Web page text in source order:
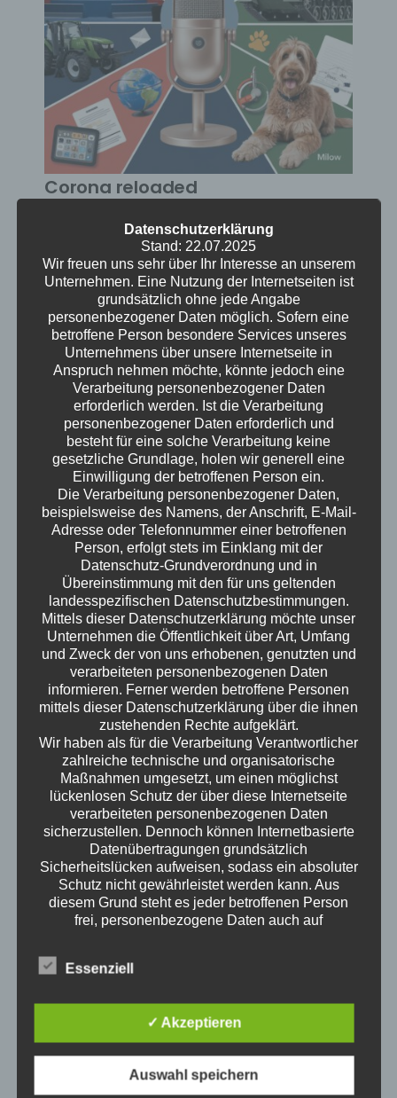
Corona reloaded
Ute ist wieder da! Ja, wir müssen nochmal
über COVID-19 reden, denn Ute bringt frische
Erfahrungen mit. Es folgt ein kleiner Ritt durch
das Erwachsensein. Irrsinn in der US-
Kandidaten-Debatte. Was macht ein
Holzknüppel im Turm eines Kampfpanzers?
Was ist das Gegenteil von Empathie? Fahren
Traktoren auch elektrisch? Hilft
Geoengineering gegen den Klimawandel? Wie
bereitet Ute eine Prüfung vor? Hörbar
mittendrin ist auch wieder Hund Milow. Viel
Spaß!
Erwachsen – der Podcast
science of everyday life
Wann ist man erwachsen? Wenn man an der
Wursttheke keine Wurst mehr auf die Hand
angeboten bekommt? Wenn man spät abends
Erwachsen sein? Welche Themen interessieren
Erwachsene? Kristof ist ausgewiesener
Neue Episoden
Klimawandel für Erwachsene
4. August 2026
Datenschutzerklärung
Stand: 22.07.2025
Wir freuen uns sehr über Ihr Interesse an unserem
Unternehmen. Eine Nutzung der Internetseiten ist
grundsätzlich ohne jede Angabe
personenbezogener Daten möglich. Sofern eine
betroffene Person besondere Services unseres
Unternehmens über unsere Internetseite in
Anspruch nehmen möchte, könnte jedoch eine
Verarbeitung personenbezogener Daten
erforderlich werden. Ist die Verarbeitung
personenbezogener Daten erforderlich und
besteht für eine solche Verarbeitung keine
gesetzliche Grundlage, holen wir generell eine
Einwilligung der betroffenen Person ein.
Die Verarbeitung personenbezogener Daten,
beispielsweise des Namens, der Anschrift, E-Mail-
Adresse oder Telefonnummer einer betroffenen
Person, erfolgt stets im Einklang mit der
Datenschutz-Grundverordnung und in
Übereinstimmung mit den für uns geltenden
landesspezifischen Datenschutzbestimmungen.
Mittels dieser Datenschutzerklärung möchte unser
Unternehmen die Öffentlichkeit über Art, Umfang
und Zweck der von uns erhobenen, genutzten und
verarbeiteten personenbezogenen Daten
informieren. Ferner werden betroffene Personen
mittels dieser Datenschutzerklärung über die ihnen
zustehenden Rechte aufgeklärt.
Wir haben als für die Verarbeitung Verantwortlicher
zahlreiche technische und organisatorische
Maßnahmen umgesetzt, um einen möglichst
lückenlosen Schutz der über diese Internetseite
verarbeiteten personenbezogenen Daten
sicherzustellen. Dennoch können Internetbasierte
Datenübertragungen grundsätzlich
Sicherheitslücken aufweisen, sodass ein absoluter
Schutz nicht gewährleistet werden kann. Aus
diesem Grund steht es jeder betroffenen Person
frei, personenbezogene Daten auch auf
Die Datenschutzerklärung beruht auf den
Begrifflichkeiten, die durch den Europäischen
der Datenschutz-Grundverordnung (DS-GVO)
verwendet wurden. Unsere Datenschutzerklärung
Essenziell
✓ Akzeptieren
Auswahl speichern